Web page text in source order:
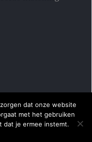
dat onze website
met het gebruiken
dat je ermee instemt.